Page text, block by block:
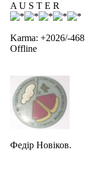
A U S T E R
Karma: +2026/-468
Offline
Федір Новіков.